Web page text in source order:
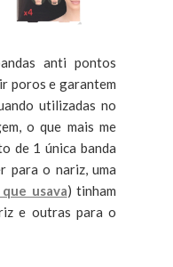
anti pontos
poros e garantem
utilizadas no
o que mais me
de 1 única banda
para o nariz, uma
que usava) tinham
e outras para o